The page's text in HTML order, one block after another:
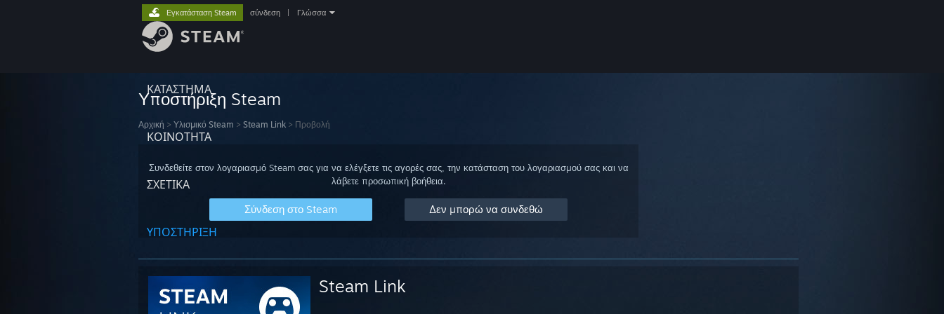
ΚΑΤΑΣΤΗΜΑ
ΚΟΙΝΟΤΗΤΑ
ΣΧΕΤΙΚΆ
ΥΠΟΣΤΗΡΙΞΗ
Εγκατάσταση Steam σύνδεση Γλώσσα
Υποστήριξη Steam
Αρχική > Υλισμικό Steam > Steam Link > Προβολή
Συνδεθείτε στον λογαριασμό Steam σας για να ελέγξετε τις αγορές σας, την κατάσταση του λογαριασμού σας και να
λάβετε προσωπική βοήθεια.
Σύνδεση στο Steam Δεν μπορώ να συνδεθώ
Steam Link